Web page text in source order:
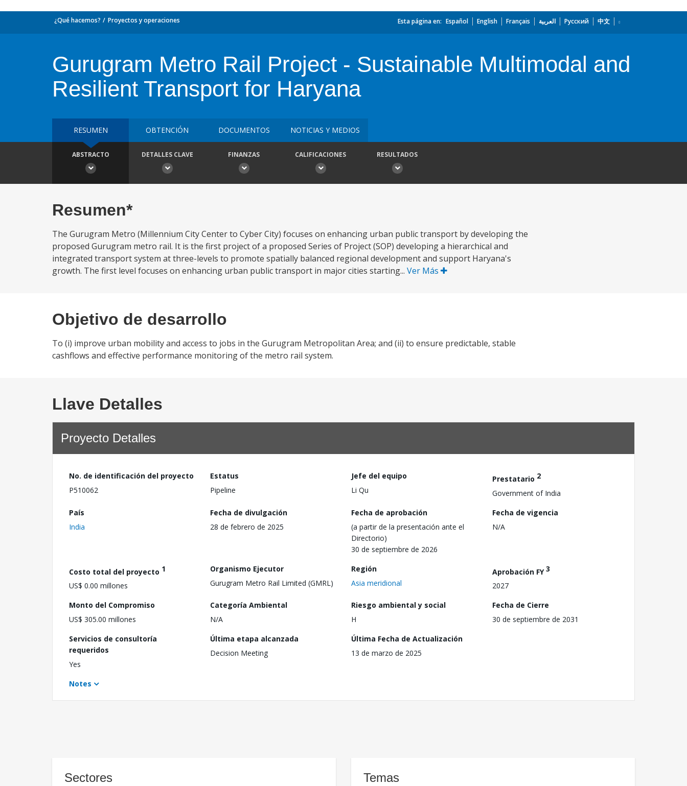
¿Qué hacemos? Proyectos y operaciones Esta página en: Español English Français العربية Русский 中文
Gurugram Metro Rail Project - Sustainable Multimodal and
Resilient Transport for Haryana
RESUMEN OBTENCIÓN DOCUMENTOS NOTICIAS Y MEDIOS
ABSTRACTO DETALLES CLAVE FINANZAS CALIFICACIONES RESULTADOS
Resumen*
The Gurugram Metro (Millennium City Center to Cyber City) focuses on enhancing urban public transport by developing the
proposed Gurugram metro rail. It is the first project of a proposed Series of Project (SOP) developing a hierarchical and
integrated transport system at three-levels to promote spatially balanced regional development and support Haryana's
growth. The first level focuses on enhancing urban public transport in major cities starting... Ver Más
Objetivo de desarrollo
To (i) improve urban mobility and access to jobs in the Gurugram Metropolitan Area; and (ii) to ensure predictable, stable
cashflows and effective performance monitoring of the metro rail system.
Llave Detalles
Proyecto Detalles
No. de identificación del proyecto
P510062
Estatus
Pipeline
Jefe del equipo
Li Qu
Prestatario 2
Government of India
País
India
Fecha de divulgación
28 de febrero de 2025
Fecha de aprobación
(a partir de la presentación ante el
Directorio)
30 de septiembre de 2026
Fecha de vigencia
N/A
Costo total del proyecto 1
US$ 0.00 millones
Organismo Ejecutor
Gurugram Metro Rail Limited (GMRL)
Región
Asia meridional
Aprobación FY3
2027
Monto del Compromiso
US$ 305.00 millones
Categoría Ambiental
N/A
Riesgo ambiental y social
H
Fecha de Cierre
30 de septiembre de 2031
Servicios de consultoría
requeridos
Yes
Última etapa alcanzada
Decision Meeting
Última Fecha de Actualización
13 de marzo de 2025
Notes
Sectores Temas